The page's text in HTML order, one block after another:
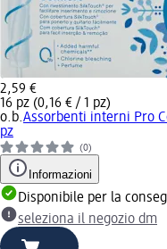
2,59 €
16 pz (0,16 € / 1 pz)
o.b.Assorbenti interni Pro
pz
(0)
Informazioni
Disponibile per la
seleziona il negozio dm